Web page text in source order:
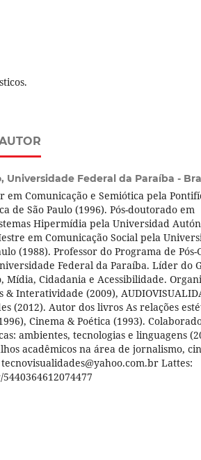
Universidade Federal da Paraíba -
em Comunicação e Semiótica pela
de São Paulo (1996). Pós-doutorado em
Hipermídia pela Universidad
em Comunicação Social pela
(1988). Professor do Programa de Pós-
Federal da Paraíba. Líder do
Mídia, Cidadania e Acessibilidade.
Interatividade (2009),
(2012). Autor dos livros As relações
Cinema & Poética (1993).
ambientes, tecnologias e linguagens
acadêmicos na área de jornalismo,
Lattes: